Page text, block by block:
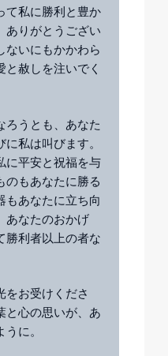
て私に勝利と豊か
ありがとうござい
ないにもかかわら
赦しを注いでく
ろうとも、あなた
私は叫びます。
に平安と祝福を与
のもあなたに勝る
もあなたに立ち向
あなたのおかげ
勝利者以上の者な
をお受けくださ
と心の思いが、あ
に。